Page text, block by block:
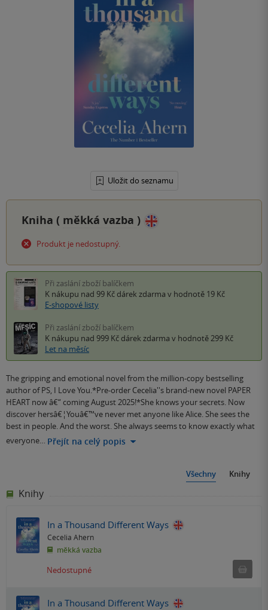
Uložit do seznamu
Kniha ( měkká vazba )
Produkt je nedostupný.
Při zaslání zboží balíčkem
K nákupu nad 99 Kč dárek zdarma v hodnotě 19 Kč
E-shopové listy
Při zaslání zboží balíčkem
K nákupu nad 999 Kč dárek zdarma v hodnotě 299 Kč
Let na měsíc
The gripping and emotional novel from the million-copy bestselling
author of PS, I Love You.*Pre-order Cecelia''s brand-new novel PAPER
HEART now â€“ coming August 2025!*She knows your secrets. Now
discover hersâ€¦Youâ€™ve never met anyone like Alice. She sees the
best in people. And the worst. She always seems to know exactly what
everyone… Přejít na celý popis
Všechny Knihy
Knihy
In a Thousand Different Ways
Cecelia Ahern
měkká vazba
Nedostupné
In a Thousand Different Ways